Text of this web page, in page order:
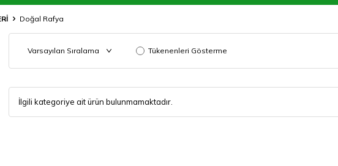
Doğal Rafya
Tükenenleri Gösterme
İlgili kategoriye ait ürün bulunmamaktadır.